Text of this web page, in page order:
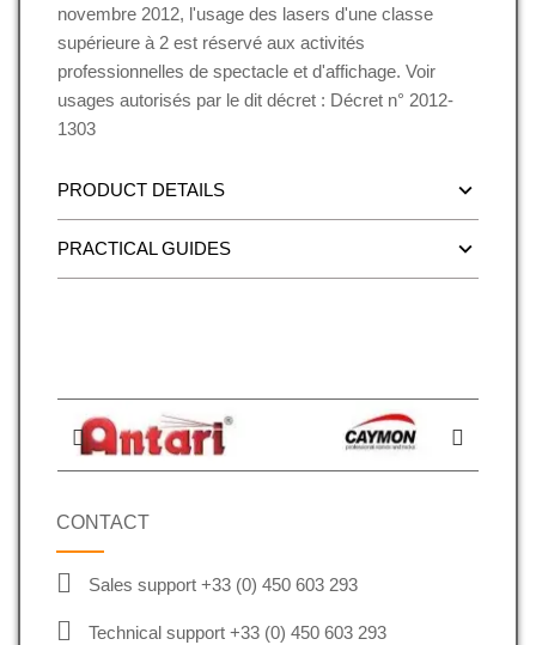
novembre 2012, l'usage des lasers d'une classe
supérieure à 2 est réservé aux activités
professionnelles de spectacle et d'affichage. Voir
usages autorisés par le dit décret : Décret n° 2012-
1303
PRODUCT DETAILS
PRACTICAL GUIDES
CONTACT
Sales support +33 (0) 450 603 293
Technical support +33 (0) 450 603 293